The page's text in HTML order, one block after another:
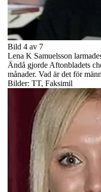
Bild 4 av 7
Lena K Samuelsson
Ändå gjorde Aftonbladets
månader. Vad är det för
Bilder: TT, Faksimil